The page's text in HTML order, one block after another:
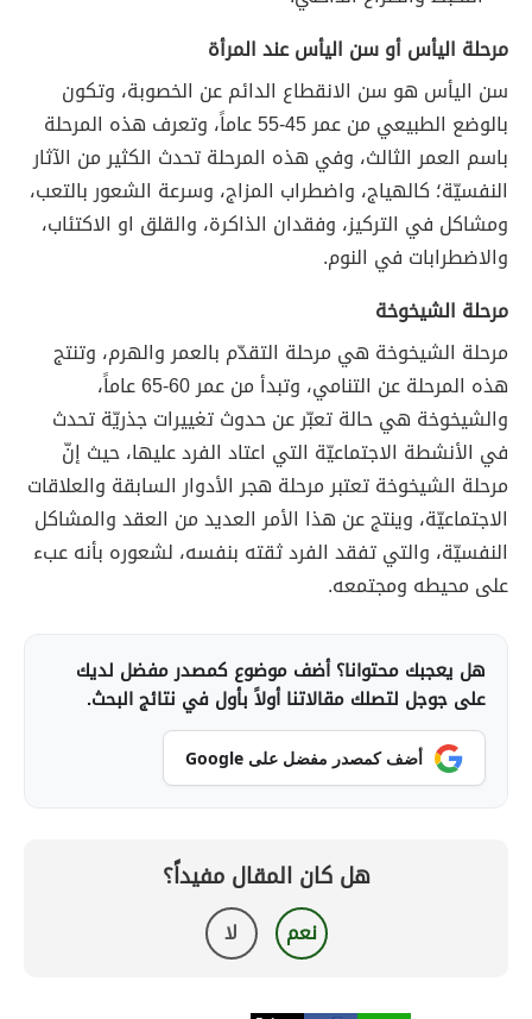
مرحلة اليأس أو سن اليأس عند المرأة
سن اليأس هو سن الانقطاع الدائم عن الخصوبة، وتكون
بالوضع الطبيعي من عمر 45-55 عاماً، وتعرف هذه المرحلة
باسم العمر الثالث، وفي هذه المرحلة تحدث الكثير من الآثار
النفسيّة؛ كالهياج، واضطراب المزاج، وسرعة الشعور بالتعب،
ومشاكل في التركيز، وفقدان الذاكرة، والقلق او الاكتئاب،
والاضطرابات في النوم.
مرحلة الشيخوخة
مرحلة الشيخوخة هي مرحلة التقدّم بالعمر والهرم، وتنتج
هذه المرحلة عن التنامي، وتبدأ من عمر 60-65 عاماً،
والشيخوخة هي حالة تعبّر عن حدوث تغييرات جذريّة تحدث
في الأنشطة الاجتماعيّة التي اعتاد الفرد عليها، حيث إنّ
مرحلة الشيخوخة تعتبر مرحلة هجر الأدوار السابقة والعلاقات
الاجتماعيّة، وينتج عن هذا الأمر العديد من العقد والمشاكل
النفسيّة، والتي تفقد الفرد ثقته بنفسه، لشعوره بأنه عبء
على محيطه ومجتمعه.
هل يعجبك محتوانا؟ أضف موضوع كمصدر مفضل لديك
على جوجل لتصلك مقالاتنا أولاً بأول في نتائج البحث.
أضف كمصدر مفضل على Google
هل كان المقال مفيداً؟
نعم لا